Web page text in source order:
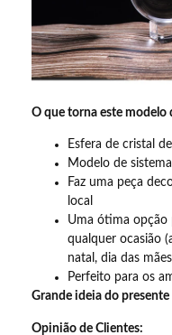
O que torna este modelo
Esfera de cristal
Modelo de
Faz uma peça
local
Uma ótima opção
qualquer ocasião
natal, dia das
Perfeito para os
Grande ideia do
Opinião de Clientes: